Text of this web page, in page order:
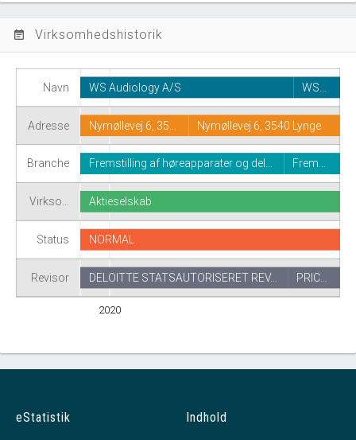
event_note Virksomhedshistorik
Navn
Adresse
Branche
Virkso…
Status
Revisor
2020
WS Audiology A/S WS…
Nymøllevej 6, 35… Nymøllevej 6, 3540 Lynge
Fremstilling af høreapparater og del… Frem…
Aktieselskab
NORMAL
DELOITTE STATSAUTORISERET REV… PRIC…
eStatistik Indhold